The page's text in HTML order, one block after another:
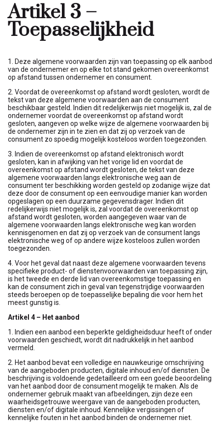
Artikel 3 –
Toepasselijkheid
1. Deze algemene voorwaarden zijn van toepassing op elk aanbod
van de ondernemer en op elke tot stand gekomen overeenkomst
op afstand tussen ondernemer en consument.
2. Voordat de overeenkomst op afstand wordt gesloten, wordt de
tekst van deze algemene voorwaarden aan de consument
beschikbaar gesteld. Indien dit redelijkerwijs niet mogelijk is, zal de
ondernemer voordat de overeenkomst op afstand wordt
gesloten, aangeven op welke wijze de algemene voorwaarden bij
de ondernemer zijn in te zien en dat zij op verzoek van de
consument zo spoedig mogelijk kosteloos worden toegezonden.
3. Indien de overeenkomst op afstand elektronisch wordt
gesloten, kan in afwijking van het vorige lid en voordat de
overeenkomst op afstand wordt gesloten, de tekst van deze
algemene voorwaarden langs elektronische weg aan de
consument ter beschikking worden gesteld op zodanige wijze dat
deze door de consument op een eenvoudige manier kan worden
opgeslagen op een duurzame gegevensdrager. Indien dit
redelijkerwijs niet mogelijk is, zal voordat de overeenkomst op
afstand wordt gesloten, worden aangegeven waar van de
algemene voorwaarden langs elektronische weg kan worden
kennisgenomen en dat zij op verzoek van de consument langs
elektronische weg of op andere wijze kosteloos zullen worden
toegezonden.
4. Voor het geval dat naast deze algemene voorwaarden tevens
specifieke product- of dienstenvoorwaarden van toepassing zijn,
is het tweede en derde lid van overeenkomstige toepassing en
kan de consument zich in geval van tegenstrijdige voorwaarden
steeds beroepen op de toepasselijke bepaling die voor hem het
meest gunstig is.
Artikel 4 – Het aanbod
1. Indien een aanbod een beperkte geldigheidsduur heeft of onder
voorwaarden geschiedt, wordt dit nadrukkelijk in het aanbod
vermeld.
2. Het aanbod bevat een volledige en nauwkeurige omschrijving
van de aangeboden producten, digitale inhoud en/of diensten. De
beschrijving is voldoende gedetailleerd om een goede beoordeling
van het aanbod door de consument mogelijk te maken. Als de
ondernemer gebruik maakt van afbeeldingen, zijn deze een
waarheidsgetrouwe weergave van de aangeboden producten,
diensten en/of digitale inhoud. Kennelijke vergissingen of
kennelijke fouten in het aanbod binden de ondernemer niet.